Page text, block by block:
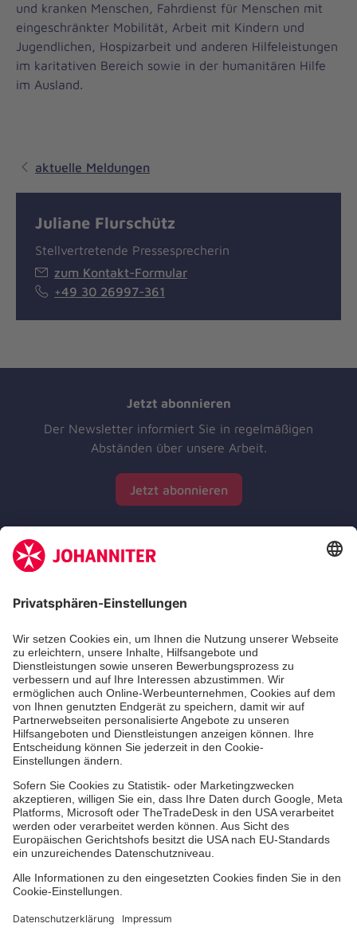
und kranken Menschen, Fahrdienst für Menschen mit
eingeschränkter Mobilität, Arbeit mit Kindern und
Jugendlichen, Hospizarbeit und anderen Hilfeleistungen
im karitativen Bereich sowie in der humanitären Hilfe
im Ausland.
aktuelle Meldungen
Juliane Flurschütz
Stellvertretende Pressesprecherin
zum Kontakt-Formular
+49 30 26997-361
Jetzt abonnieren
Der Newsletter informiert Sie in regelmäßigen
Abständen über unsere Arbeit.
Jetzt abonnieren
Zertifizierung der Johanniter-Unfall-Hilfe e.V.
Die Johanniter GmbH führt das Spendenzertifikat
des Deutschen Spendenrats e.V.
Dienste & Leistungen
Mitarbeiten & Lernen